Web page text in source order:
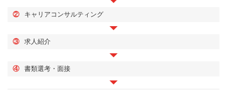
② キャリアコンサルティング
③ 求人紹介
④ 書類選考・面接